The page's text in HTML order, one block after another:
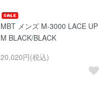
MBT メンズ M-3000 LACE UP
M BLACK/BLACK
20,020円(税込)